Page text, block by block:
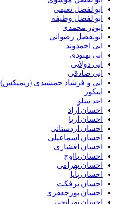
ابوالفضل نعیمی
ابوالفضل وظیفه
ابوذر محمدی
ابولفضل رضوانی
ابی احمدوند
ابی بهبودی
ابی دولابی
ابی صادقی
ابی و فرشاد جمشیدی (ریمیکس)
اپیکور
احد سلو
احسان آراد
احسان آریا
احسان اردستانی
احسان اسماعیلی
احسان افشاری
احسان بااوج
احسان بهرامی
احسان پایا
احسان پرفکت
احسان پورجعفری
احسان تهرانجی